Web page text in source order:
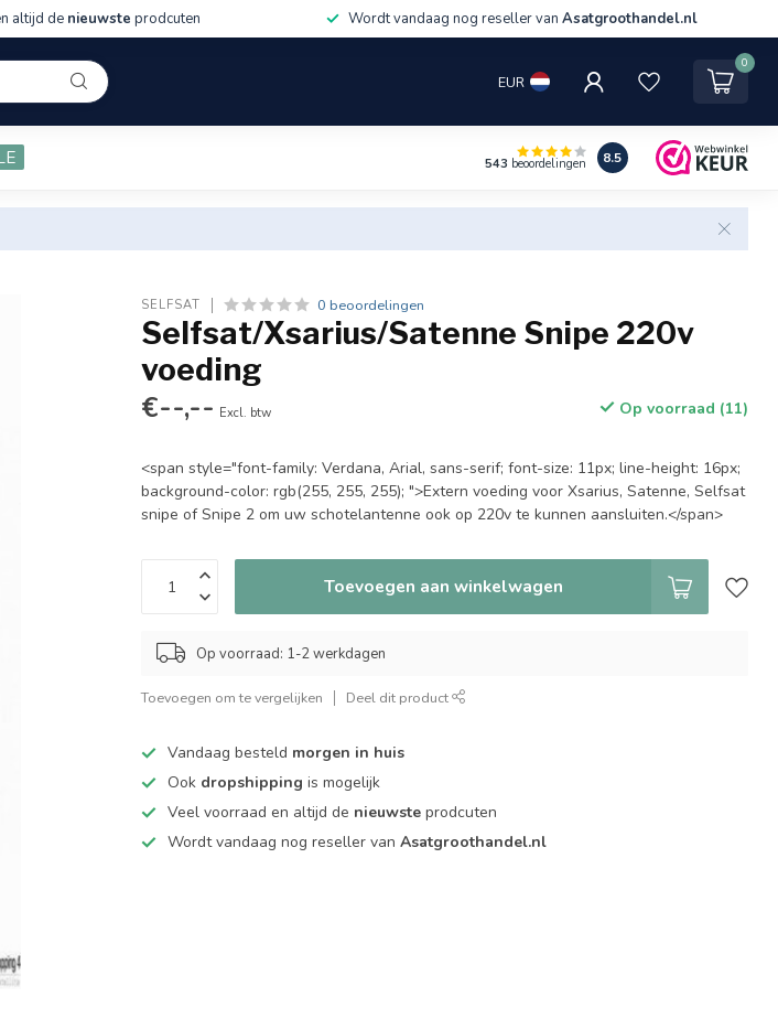
altijd de nieuwste prodcuten Wordt vandaag nog reseller van Asatgroothandel.nl
EUR
0
543 beoordelingen 8.5
SELFSAT 0 beoordelingen
Selfsat/Xsarius/Satenne Snipe 220v
voeding
€--,-- Excl. btw Op voorraad (11)
<span style="font-family: Verdana, Arial, sans-serif; font-size: 11px; line-height: 16px;
background-color: rgb(255, 255, 255); ">Extern voeding voor Xsarius, Satenne, Selfsat
snipe of Snipe 2 om uw schotelantenne ook op 220v te kunnen aansluiten.</span>
Toevoegen aan winkelwagen
Op voorraad: 1-2 werkdagen
Toevoegen om te vergelijken Deel dit product
Vandaag besteld morgen in huis
Ook dropshipping is mogelijk
Veel voorraad en altijd de nieuwste prodcuten
Wordt vandaag nog reseller vanAsatgroothandel.nl